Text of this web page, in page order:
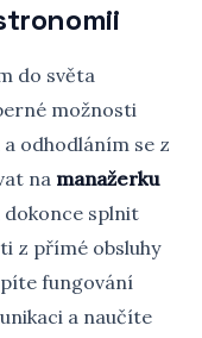
do světa
možnosti
odhodláním se z
na manažerku
splnit
z přímé obsluhy
fungování
a naučíte